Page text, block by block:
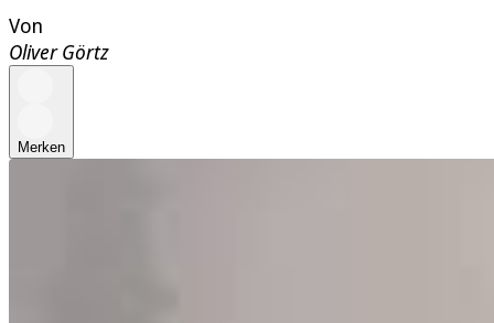
Von
Oliver Görtz
Merken